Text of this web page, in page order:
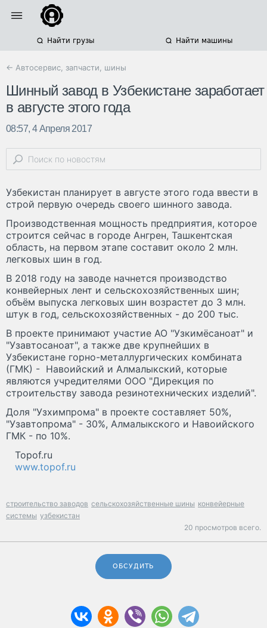
Найти грузы Найти машины
← Автосервис, запчасти, шины
Шинный завод в Узбекистане заработает
в августе этого года
08:57, 4 Апреля 2017
Узбекистан планирует в августе этого года ввести в
строй первую очередь своего шинного завода.
Производственная мощность предприятия, которое
строится сейчас в городе Ангрен, Ташкентская
область, на первом этапе составит около 2 млн.
легковых шин в год.
В 2018 году на заводе начнется производство
конвейерных лент и сельскохозяйственных шин;
объём выпуска легковых шин возрастет до 3 млн.
штук в год, сельскохозяйственных - до 200 тыс.
В проекте принимают участие АО "Узкимёсаноат" и
"Узавтосаноат", а также две крупнейших в
Узбекистане горно-металлургических комбината
(ГМК) - Навоийский и Алмалыкский, которые
являются учредителями ООО "Дирекция по
строительству завода резинотехнических изделий".
Доля "Узхимпрома" в проекте составляет 50%,
"Узавтопрома" - 30%, Алмалыкского и Навоийского
ГМК - по 10%.
Topof.ru
www.topof.ru
строительство заводов сельскохозяйственные шины конвейерные
системы узбекистан
20 просмотров всего.
ОБСУДИТЬ